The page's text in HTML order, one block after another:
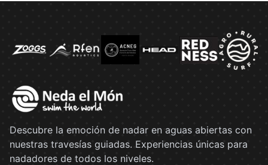
Descubre la emoción de nadar en aguas abiertas con
nuestras travesías guiadas. Experiencias únicas para
nadadores de todos los niveles.